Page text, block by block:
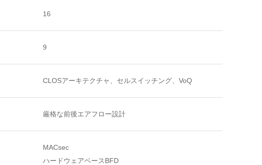
16
9
CLOSアーキテクチャ、セルスイッチング、VoQ
厳格な前後エアフロー設計
MACsec
ハードウェアベースBFD